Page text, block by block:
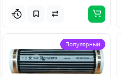
Популярный